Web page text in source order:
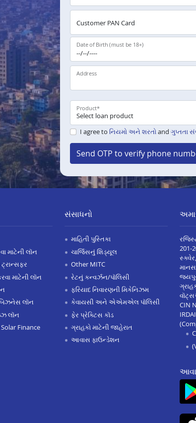
Customer PAN Card
Date of Birth (must be 18+)
Address
Product*
I agree to નિયમો અને શરતો and ગુપ્તતા
Send OTP to verify phone
માટેની લૉન
માટેની લૉન
લૉન
લૉન
Finance
સંસાધનો
માહિતી પુસ્તિકા
ચાર્જિસનું શિડ્યૂલ
Other MITC
રેટનું કન્વર્ઝન/પૉલિસી
ફરિયાદ નિવારણની મિકેનિઝમ
કેવાયસી અને એએમએલ પૉલિસી
ફેર પ્રેક્ટિસ કૉડ
ગ્રાહકો માટેની જાહેરાત
આવાસ ફાઉન્ડેશન
201-
સ્ક્વેર,
CIN